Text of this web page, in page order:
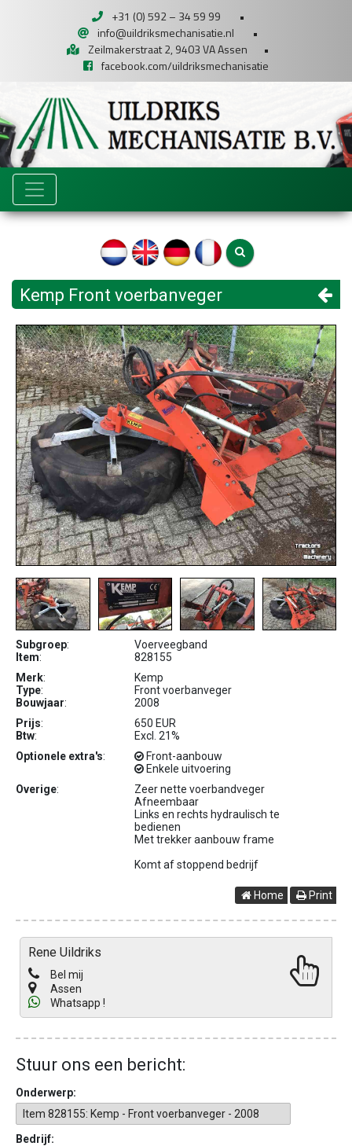
+31 (0) 592 – 34 59 99
•
info@uildriksmechanisatie.nl
•
Zeilmakerstraat 2, 9403 VA Assen
•
facebook.com/uildriksmechanisatie
Kemp Front voerbanveger
Subgroep:
Voerveegband
Item:
828155
Merk:
Kemp
Type:
Front voerbanveger
Bouwjaar:
2008
Prijs:
650 EUR
Btw:
Excl. 21%
Optionele extra's:
Front-aanbouw
Enkele uitvoering
Overige:
Zeer nette voerbandveger
Afneembaar
Links en rechts hydraulisch te
bedienen
Met trekker aanbouw frame
Komt af stoppend bedrijf
Home Print
Rene Uildriks
Bel mij
Assen
Whatsapp !
Stuur ons een bericht:
Onderwerp:
Bedrijf: